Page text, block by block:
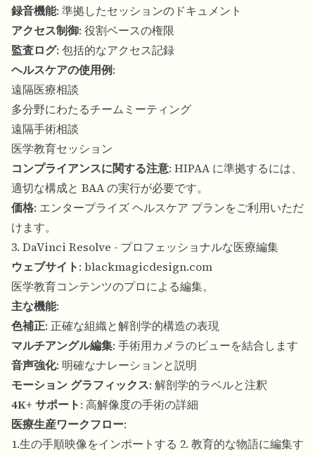
録音機能: 準拠したセッションのドキュメント
アクセス制御: 役割ベースの権限
監査ログ: 包括的なアクセス記録
ヘルスケアの使用例:
遠隔医療相談
多分野にわたるチームミーティング
遠隔手術相談
医学教育セッション
コンプライアンスに関する注意: HIPAA に準拠するには、
適切な構成と BAA の実行が必要です。
価格: エンタープライズ ヘルスケア プランをご利用いただ
けます。
3. DaVinci Resolve - プロフェッショナルな医療編集
ウェブサイト: blackmagicdesign.com
医学教育コンテンツのプロによる編集。
主な機能:
色補正: 正確な組織と解剖学的構造の表現
マルチアングル編集: 手術用カメラのビューを結合します
音声強化: 明確なナレーションと説明
モーション グラフィックス: 解剖学的ラベルと注釈
4K+ サポート: 高解像度の手術の詳細
医療生産ワークフロー:
1.生の手順映像をインポートする 2. 教育的な物語に編集す